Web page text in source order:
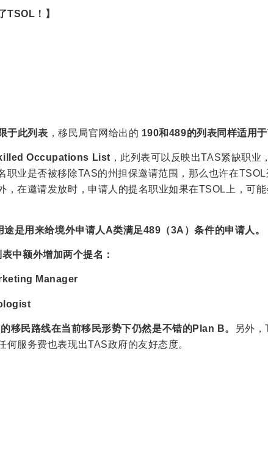
TSOL！】
于此列表 ，移民局官网给出的 190和489的列表同样适用
Occupations List ，此列表可以反映出TAS紧缺职业
职业是否被移除TAS的州担保邀请范围，那么也许在
，在邀请发放时，申请人的提名职业如果在TSOL上，可
是用来给境外申请人A类满足489（3A）条件的申请人。
中额外增加两个提名：
Manager
的移民路线在当前移民形势下仍然是不错的Plan B。
另外
何服务费也表现出TAS政府的友好态度。